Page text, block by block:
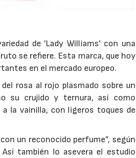
de 'Lady Williams' con una
se refiere. Esta marca, que hoy
en el mercado europeo.
rosa al rojo plasmado sobre un
su crujido y ternura, así como
la vainilla, con ligeros toques de
un reconocido perfume”, según
también lo asevera el estudio